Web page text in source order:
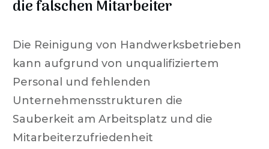
die falschen Mitarbeiter
Die Reinigung von Handwerksbetrieben
kann aufgrund von unqualifiziertem
Personal und fehlenden
Unternehmensstrukturen die
Sauberkeit am Arbeitsplatz und die
Mitarbeiterzufriedenheit